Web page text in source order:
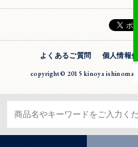
よくあるご質問 個人情報
copyright© 2015 kinoya ishinomaki